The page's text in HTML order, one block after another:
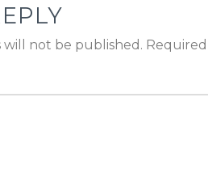
will not be published.